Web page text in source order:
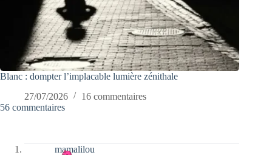
Blanc : dompter l’implacable lumière zénithale
27/07/2026
16 commentaires
56 commentaires
mamalilou